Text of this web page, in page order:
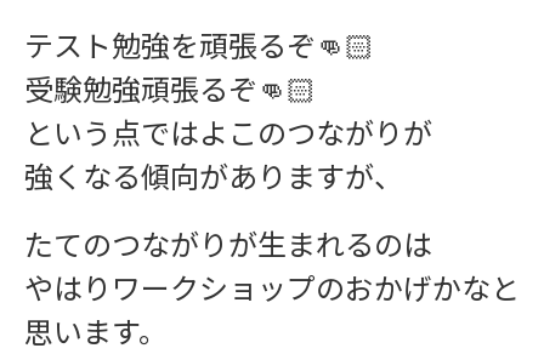
ワークショップ
テスト勉強を頑張るぞ👊🏻
受験勉強頑張るぞ👊🏻
という点ではよこのつながりが
強くなる傾向がありますが、
たてのつながりが生まれるのは
やはりワークショップのおかげかなと
思います。